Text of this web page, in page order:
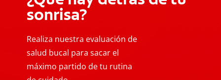
sonrisa?
Realiza nuestra evaluación de
salud bucal para sacar el
máximo partido de tu rutina